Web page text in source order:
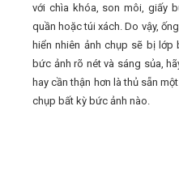
với chìa khóa, son môi, giấy
quần hoặc túi xách. Do vậy,
hiển nhiên ảnh chụp sẽ bị
bức ảnh rõ nét và sáng sủa,
hay cần thận hơn là thủ sẵn
chụp bất kỳ bức ảnh nào.